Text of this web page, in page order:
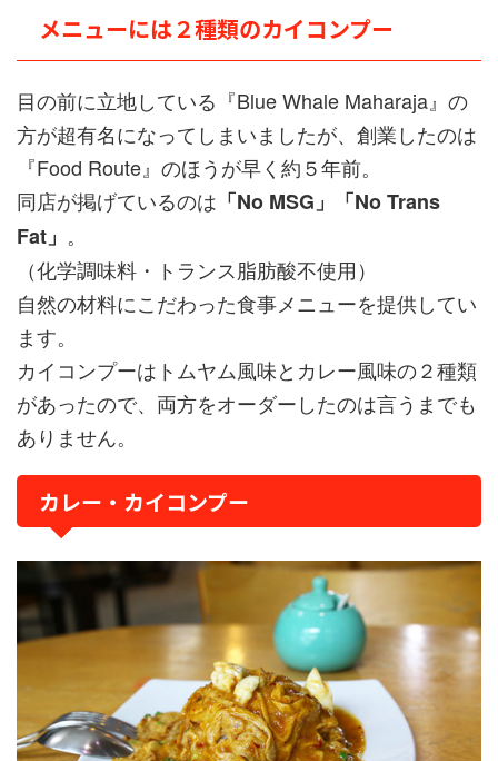
メニューには２種類のカイコンプー
目の前に立地している『Blue Whale Maharaja』の
方が超有名になってしまいましたが、創業したのは
『Food Route』のほうが早く約５年前。
同店が掲げているのは 「No MSG」「No Trans
Fat」 。
（化学調味料・トランス脂肪酸不使用）
自然の材料にこだわった食事メニューを提供してい
ます。
カイコンプーはトムヤム風味とカレー風味の２種類
があったので、両方をオーダーしたのは言うまでも
ありません。
カレー・カイコンプー